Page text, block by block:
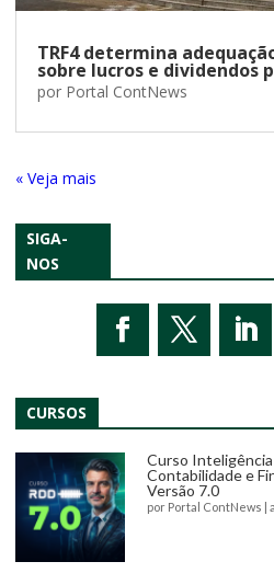
TRF4 determina
sobre lucros e dividendos
por Portal ContNews
« Entradas Antigas
SIGA-
NOS
CURSOS
Curso
Contabilidade e
Versão 7.0
por Portal ContNews